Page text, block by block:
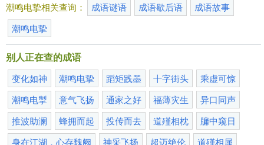
潮鸣电挚相关查询：
成语谜语 成语歇后语
成语故事
潮鸣电挚
别人正在查的成语
变化如神 潮鸣电挚 蹈矩践墨 十字街头
乘虚可惊
潮鸣电掣
意气飞扬 通家之好 福薄灾生
异口同声
推波助澜
蜂拥而起 投传而去 道殣相枕
牖中窥日
身在江湖，心存魏阙
神采飞扬 超迈绝伦
道殣相属